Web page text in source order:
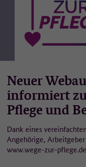
Neuer
informiert
Pflege und
Dank eines
Angehörige,
www.wege-zur-